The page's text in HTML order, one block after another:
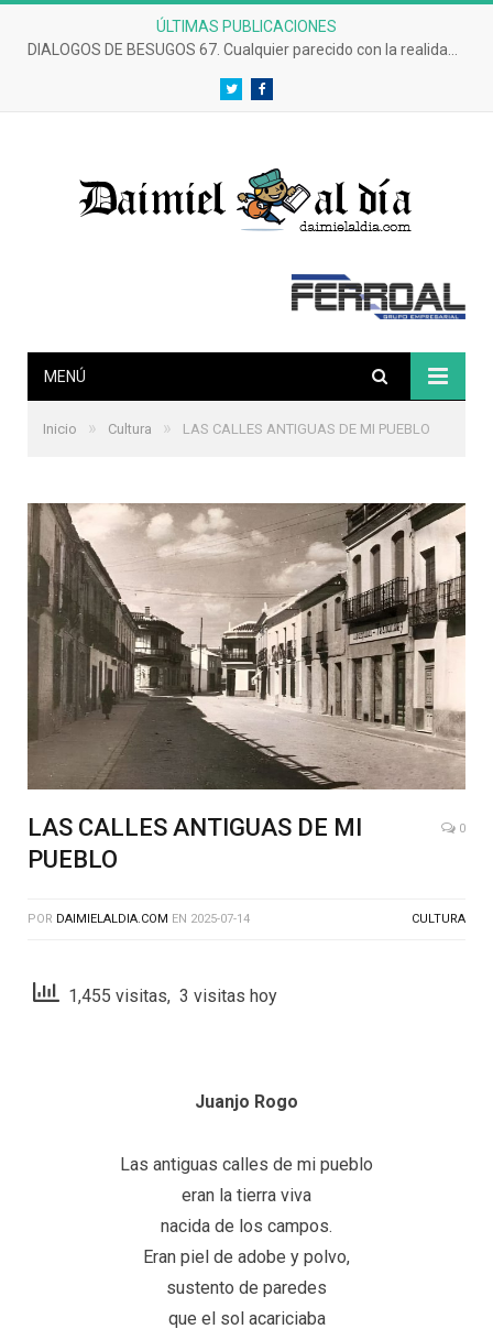
ÚLTIMAS PUBLICACIONES
DIALOGOS DE BESUGOS 67. Cualquier parecido con la realidad es coincidencia.
TwitterFacebook
MENÚ
Inicio » Cultura » LAS CALLES ANTIGUAS DE MI PUEBLO
LAS CALLES ANTIGUAS DE MI
PUEBLO
0
POR DAIMIELALDIA.COM EN 2025-07-14 CULTURA
1,455 visitas, 3 visitas hoy
Juanjo Rogo
Las antiguas calles de mi pueblo
eran la tierra viva
nacida de los campos.
Eran piel de adobe y polvo,
sustento de paredes
que el sol acariciaba